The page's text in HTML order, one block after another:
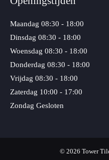
Maandag 08:30 - 18:00
Dinsdag 08:30 - 18:00
Woensdag 08:30 - 18:00
Donderdag 08:30 - 18:00
Vrijdag 08:30 - 18:00
Zaterdag 10:00 - 17:00
Zondag Gesloten
© 2026 Tower